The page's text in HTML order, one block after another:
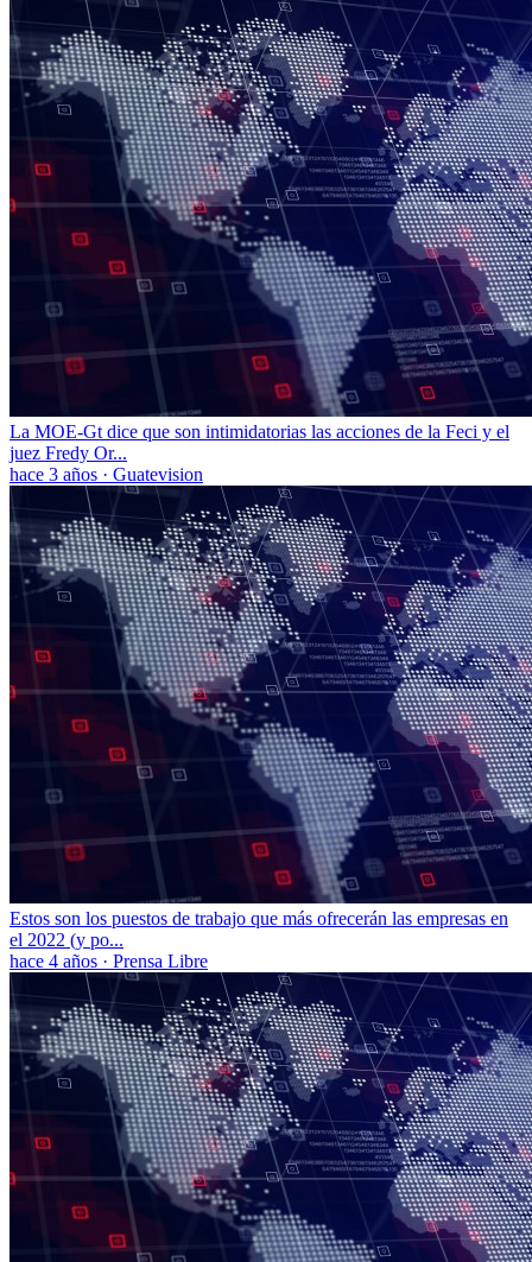
La MOE-Gt dice que son intimidatorias las acciones de la Feci y el
juez Fredy Or...
hace 3 años · Guatevision
Estos son los puestos de trabajo que más ofrecerán las empresas en
el 2022 (y po...
hace 4 años · Prensa Libre